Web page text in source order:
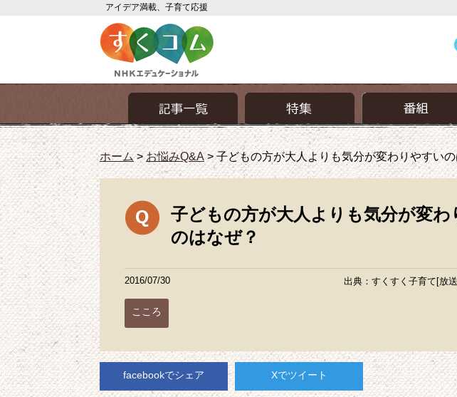
アイデア満載、子育て応援
ホーム>お悩みQ&A>子どもの方が大人よりも気分が変わりやすい
子どもの方が大人よりも気分が変わ
のはなぜ？
2016/07/30 出典：すくすく子育て[放
こころ
facebookでシェア Xでツイート